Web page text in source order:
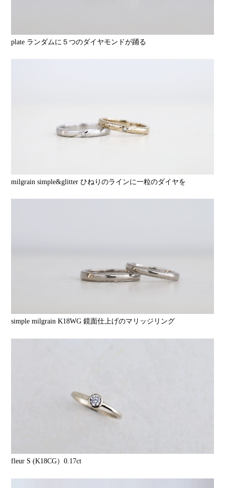
plate ランダムに５つのダイヤモンドが踊る
milgrain simple&glitter ひねりのラインに一粒のダイヤを
simple milgrain K18WG 鏡面仕上げのマリッジリング
fleur S (K18CG）0.17ct